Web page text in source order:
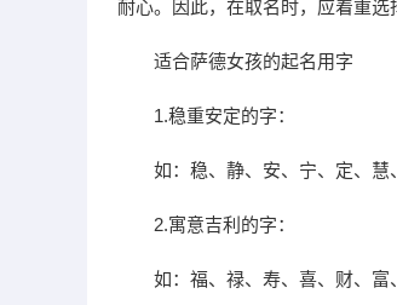
耐心。因此，在取名时，应着重选
适合萨德女孩的起名用字
1.稳重安定的字：
如：稳、静、安、宁、定、慧
2.寓意吉利的字：
如：福、禄、寿、喜、财、富